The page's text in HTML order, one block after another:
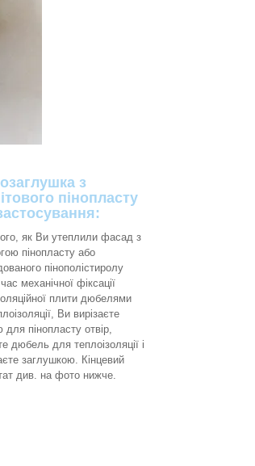
з
пінопласту
як Ви утеплили фасад з
пінопласту або
пінополістиролу
механічної фіксації
плити дюбелями
Ви вирізаєте
пінопласту отвір,
дюбель для теплоізоляції і
заглушкою. Кінцевий
див. на фото нижче.